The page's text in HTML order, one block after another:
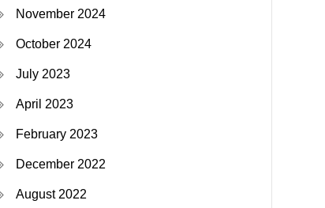
November 2024
October 2024
July 2023
April 2023
February 2023
December 2022
August 2022